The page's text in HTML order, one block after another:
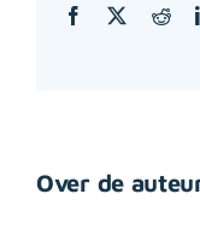
Facebook
Over de